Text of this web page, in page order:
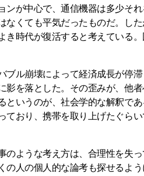
ンが中心で、通信機器は多少そ
なくても平気だったものだ。し
き時代が復活すると考えている
ブル崩壊によって経済成長が停
影を落とした。その歪みが、他
というのが、社会学的な解釈で
ており、携帯を取り上げたぐら
のような考え方は、合理性を失
の人の個人的な論考も探せるよ